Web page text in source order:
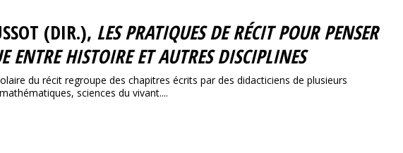
(DIR.), LES PRATIQUES DE RÉCIT POUR PENSER
ENTRE HISTOIRE ET AUTRES DISCIPLINES
du récit regroupe des chapitres écrits par des didacticiens de plusieurs
sciences du vivant....